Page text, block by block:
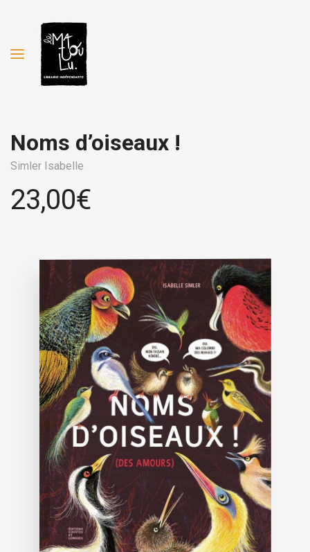
Noms d’oiseaux !
Simler Isabelle
23,00€